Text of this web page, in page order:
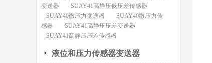
变送器
SUAY41高静压低压差传感器
SUAY40微压力变送器
SUAY40微压力传
感器
SUAY41高静压压差变送器
SUAY41高静压压差传感器
液位和压力传感器变送器